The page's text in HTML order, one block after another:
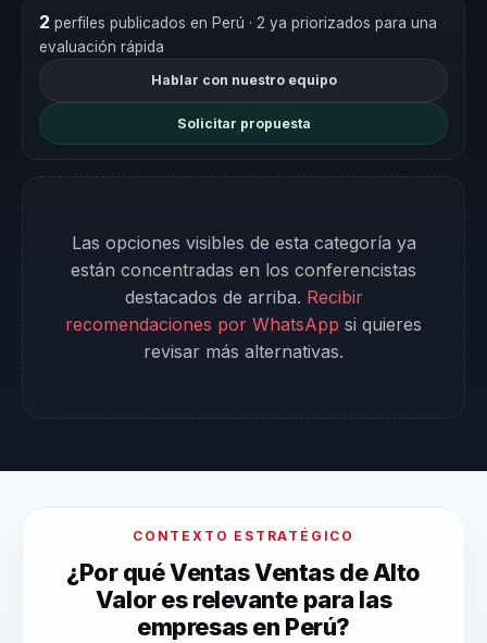
2 perfiles publicados en Perú · 2 ya priorizados para una
evaluación rápida
Hablar con nuestro equipo
Solicitar propuesta
Las opciones visibles de esta categoría ya
están concentradas en los conferencistas
destacados de arriba. Recibir
recomendaciones por WhatsApp si quieres
revisar más alternativas.
CONTEXTO ESTRATÉGICO
¿Por qué Ventas Ventas de Alto
Valor es relevante para las
empresas en Perú?